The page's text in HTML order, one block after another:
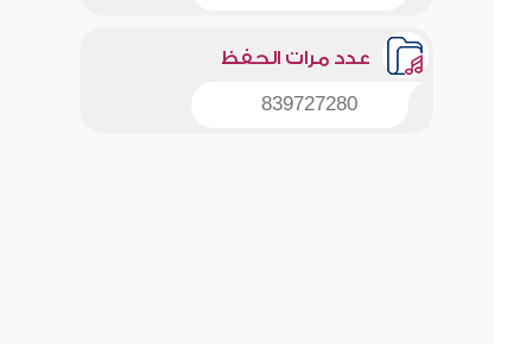
عدد مرات الحفظ
839727280